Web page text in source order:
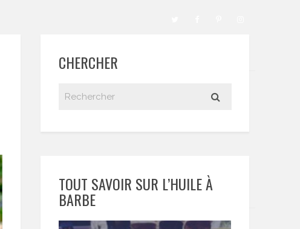
CHERCHER
TOUT SAVOIR SUR L’HUILE À
BARBE